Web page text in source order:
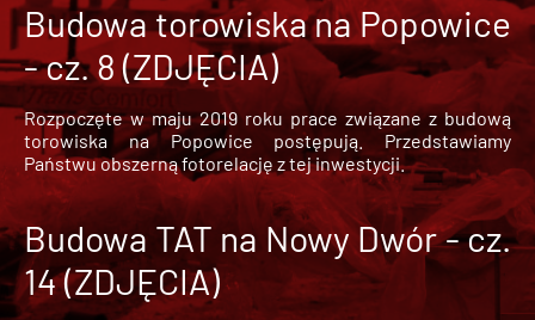
Budowa torowiska na Popowice
- cz. 8 (ZDJĘCIA)
Rozpoczęte w maju 2019 roku prace związane z budową
torowiska na Popowice
postępują. Przedstawiamy
Państwu obszerną fotorelację z tej inwestycji.
Budowa TAT na Nowy Dwór - cz.
14 (ZDJĘCIA)